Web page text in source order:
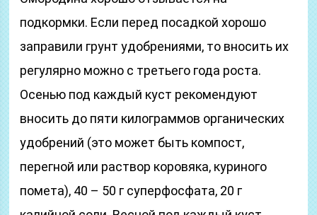
подкормки. Если перед посадкой хорошо
заправили грунт удобрениями, то вносить их
регулярно можно с третьего года роста.
Осенью под каждый куст рекомендуют
вносить до пяти килограммов органических
удобрений (это может быть компост,
перегной или раствор коровяка, куриного
помета), 40 – 50 г суперфосфата, 20 г